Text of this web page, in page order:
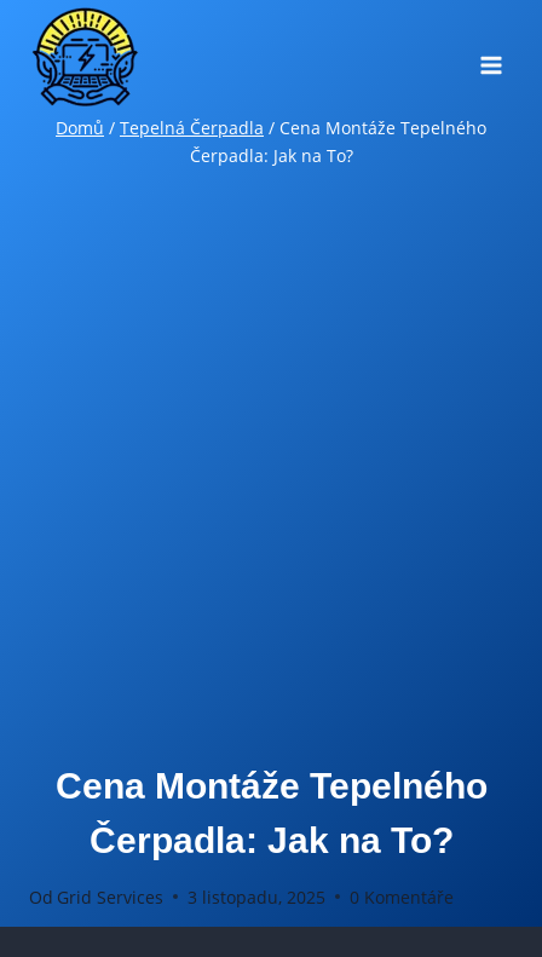
Přeskočit
obsah
Domů / Tepelná Čerpadla / Cena Montáže Tepelného
Čerpadla: Jak na To?
Cena Montáže Tepelného
Čerpadla: Jak na To?
Od Grid Services 3 listopadu, 2025 0 Komentáře